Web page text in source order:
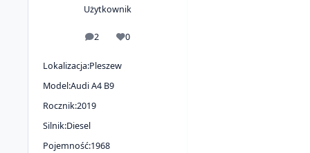
Użytkownik
2
odpowiedzi
0
Reputacja
Lokalizacja:Pleszew
Model:Audi A4 B9
Rocznik:2019
Silnik:Diesel
Pojemność:1968